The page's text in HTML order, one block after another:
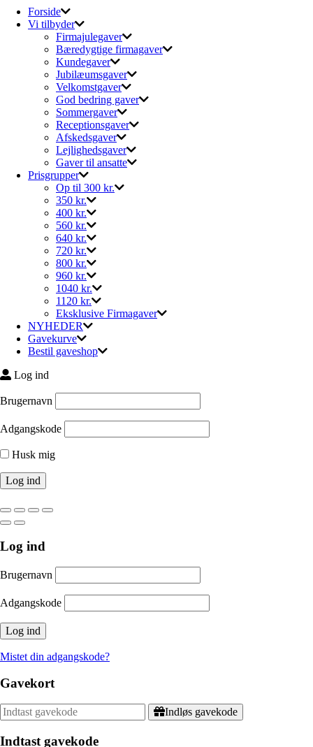
Forside
Vi tilbyder
Firmajulegaver
Bæredygtige firmagaver
Kundegaver
Jubilæumsgaver
Velkomstgaver
God bedring gaver
Sommergaver
Receptionsgaver
Afskedsgaver
Lejlighedsgaver
Gaver til ansatte
Prisgrupper
Op til 300 kr.
350 kr.
400 kr.
560 kr.
640 kr.
720 kr.
800 kr.
960 kr.
1040 kr.
1120 kr.
Eksklusive Firmagaver
NYHEDER
Gavekurve
Bestil gaveshop
Log ind
Brugernavn
Adgangskode
Husk mig
Log ind
Brugernavn
Adgangskode
Mistet din adgangskode?
Gavekort
Indløs gavekode
Indtast gavekode